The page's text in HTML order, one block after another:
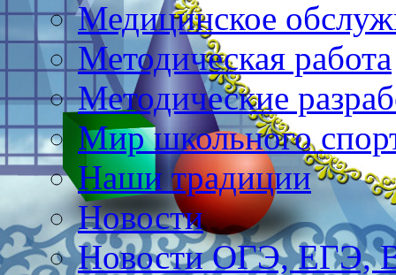
Медицинское
Методическая работа
Методические
Мир школьного
Наши традиции
Новости
Новости ОГЭ,